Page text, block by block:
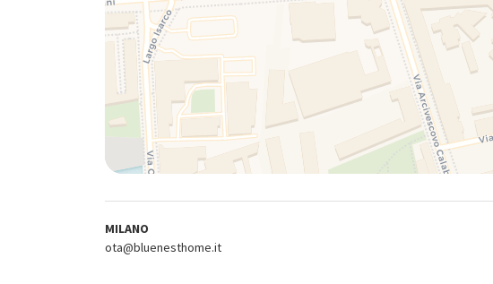
MILANO
ota@bluenesthome.it